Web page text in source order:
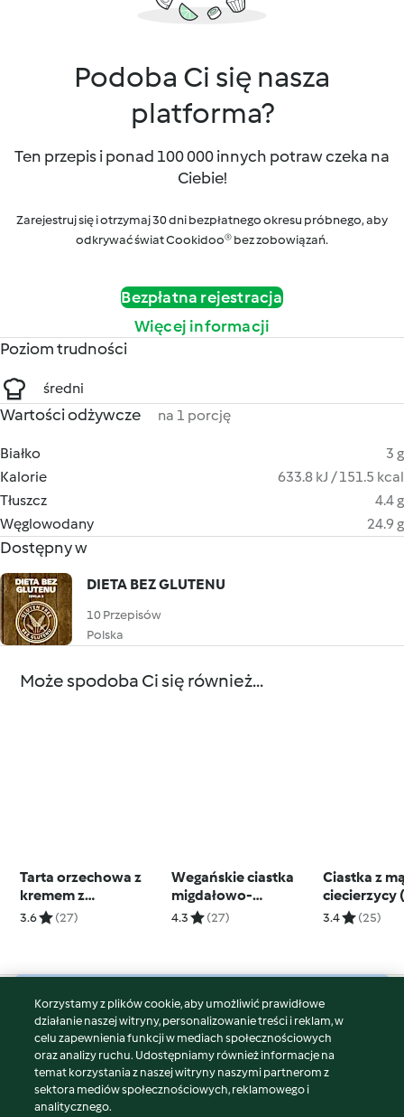
Podoba Ci się nasza
platforma?
Ten przepis i ponad 100 000 innych potraw czeka na
Ciebie!
Zarejestruj się i otrzymaj 30 dni bezpłatnego okresu próbnego, aby
odkrywać świat Cookidoo® bez zobowiązań.
Bezpłatna rejestracja
Więcej informacji
Poziom trudności
średni
Wartości odżywcze na 1 porcję
Białko
3 g
Kalorie
633.8 kJ / 151.5 kcal
Tłuszcz
4.4 g
Węglowodany
24.9 g
Dostępny w
DIETA BEZ GLUTENU
10 Przepisów
Polska
Może spodoba Ci się również...
Tarta orzechowa z
kremem z
nerkowców
3.6 (27)
Wegańskie ciastka
migdałowo-
kokosowe
4.3 (27)
Ciastka z
ciecierzycy
3.4 (25)
© Copyright 2026
Warunki korzystania
Polityka prywatności
Disclaimer
Znak wydawcy
Korzystamy z plików cookie, aby umożliwić prawidłowe
działanie naszej witryny, personalizowanie treści i reklam, w
celu zapewnienia funkcji w mediach społecznościowych
oraz analizy ruchu. Udostępniamy również informacje na
temat korzystania z naszej witryny naszymi partnerom z
sektora mediów społecznościowych, reklamowego i
analitycznego.